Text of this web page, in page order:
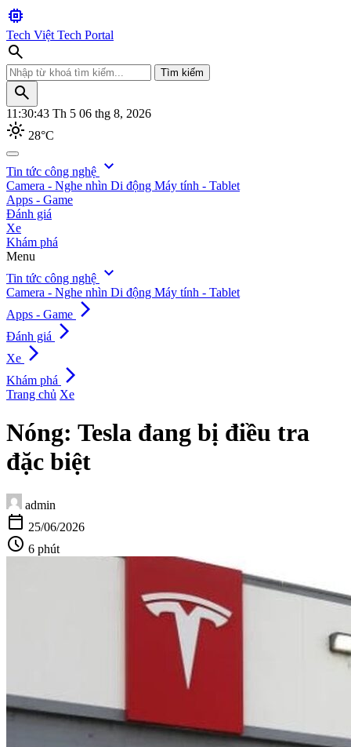
memory
Tech Việt Tech Portal
search
Tìm kiếm
search
11:30:44 Th 5 06 thg 8, 2026
light_mode 28°C
search
Tìm kiếm
Tin tức công nghệ expand_more
Camera - Nghe nhìn Di động Máy tính - Tablet
Apps - Game
Đánh giá
Xe
Khám phá
Menu
Tin tức công nghệ expand_more
Camera - Nghe nhìn Di động Máy tính - Tablet
Apps - Game arrow_forward_ios
Đánh giá arrow_forward_ios
Xe arrow_forward_ios
Khám phá arrow_forward_ios
Trang chủ Xe
Nóng: Tesla đang bị điều tra
đặc biệt
admin
calendar_today 25/06/2026
schedule 6 phút